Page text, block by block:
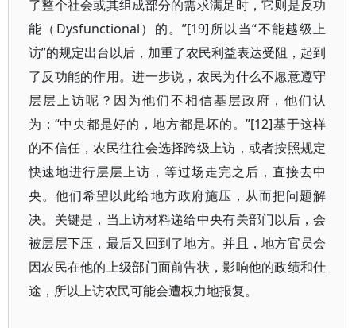
了整个社会或其组成部分的需求满足时，它则是反功
能（Dysfunctional）的。”[19]所以当“不能越级上
访”的规定出台以后，加重了农民利益表达受阻，起到
了反功能的作用。进一步说，农民为什么不愿意遵守
层层上访呢？因为他们不相信基层政府，他们认
为；“中央都是好的，地方都是坏的。”[12]基于这样
的不信任，农民往往会选择跨级上访，或者按照规定
快速地进行层层上访，等过场走完之后，直接去中
央。他们希望以此给地方政府施压，从而把问题解
决。关键是，当上访材料递给中央有关部门以后，会
被层层下压，最后又回到了地方。并且，地方官员会
因农民在他的上级部门面前告状，影响他的政绩和仕
途，所以上访农民可能会遭权力地报复。